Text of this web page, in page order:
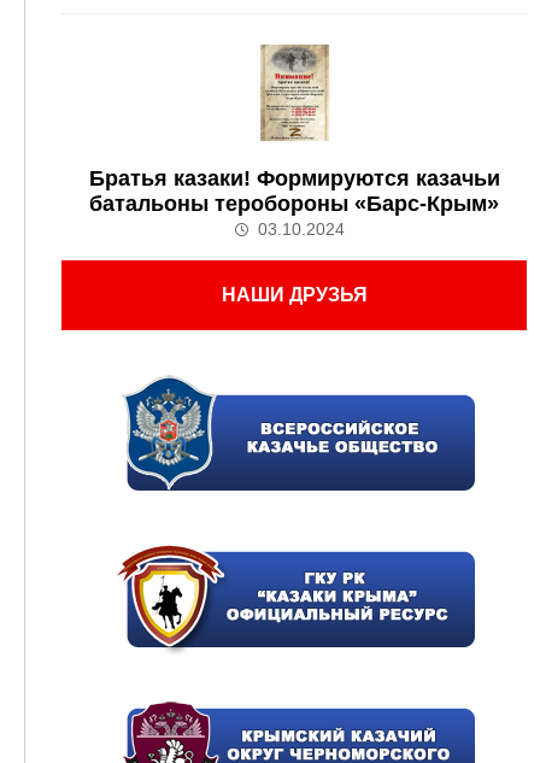
Братья казаки! Формируются казачьи
батальоны теробороны «Барс-Крым»
03.10.2024
НАШИ ДРУЗЬЯ